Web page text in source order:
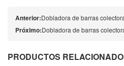
Anterior:Dobladora de barras
Próximo:Dobladora de barras
PRODUCTOS